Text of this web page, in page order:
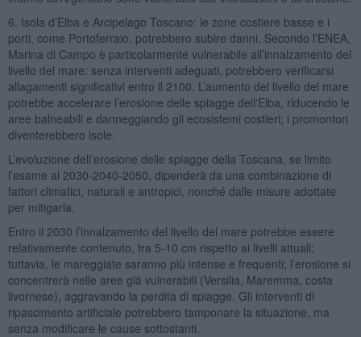
6. Isola d’Elba e Arcipelago Toscano: le zone costiere basse e i
porti, come Portoferraio, potrebbero subire danni. Secondo l’ENEA,
Marina di Campo è particolarmente vulnerabile all’innalzamento del
livello del mare: senza interventi adeguati, potrebbero verificarsi
allagamenti significativi entro il 2100. L’aumento del livello del mare
potrebbe accelerare l’erosione delle spiagge dell'Elba, riducendo le
aree balneabili e danneggiando gli ecosistemi costieri; i promontori
diventerebbero isole.
L’evoluzione dell’erosione delle spiagge della Toscana, se limito
l’esame al 2030-2040-2050, dipenderà da una combinazione di
fattori climatici, naturali e antropici, nonché dalle misure adottate
per mitigarla.
Entro il 2030 l’innalzamento del livello del mare potrebbe essere
relativamente contenuto, tra 5-10 cm rispetto ai livelli attuali;
tuttavia, le mareggiate saranno più intense e frequenti; l’erosione si
concentrerà nelle aree già vulnerabili (Versilia, Maremma, costa
livornese), aggravando la perdita di spiagge. Gli interventi di
ripascimento artificiale potrebbero tamponare la situazione, ma
senza modificare le cause sottostanti.